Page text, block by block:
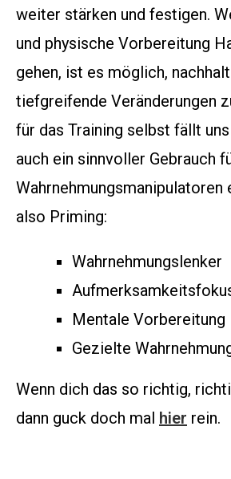
weiter stärken und festigen.
und physische Vorbereitung
gehen, ist es möglich,
tiefgreifende Veränderungen
für das Training selbst fällt
auch ein sinnvoller Gebrauch
Wahrnehmungsmanipulatoren
also Priming:
Wahrnehmungslenker
Mentale Vorbereitung
Gezielte
Wenn dich das so richtig,
dann guck doch mal hier rein.